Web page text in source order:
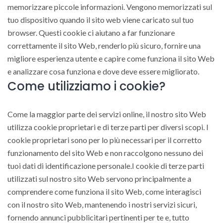
memorizzare piccole informazioni. Vengono memorizzati sul
tuo dispositivo quando il sito web viene caricato sul tuo
browser. Questi cookie ci aiutano a far funzionare
correttamente il sito Web, renderlo più sicuro, fornire una
migliore esperienza utente e capire come funziona il sito Web
e analizzare cosa funziona e dove deve essere migliorato.
Come utilizziamo i cookie?
Come la maggior parte dei servizi online, il nostro sito Web
utilizza cookie proprietari e di terze parti per diversi scopi. I
cookie proprietari sono per lo più necessari per il corretto
funzionamento del sito Web e non raccolgono nessuno dei
tuoi dati di identificazione personale.I cookie di terze parti
utilizzati sul nostro sito Web servono principalmente a
comprendere come funziona il sito Web, come interagisci
con il nostro sito Web, mantenendo i nostri servizi sicuri,
fornendo annunci pubblicitari pertinenti per te e, tutto